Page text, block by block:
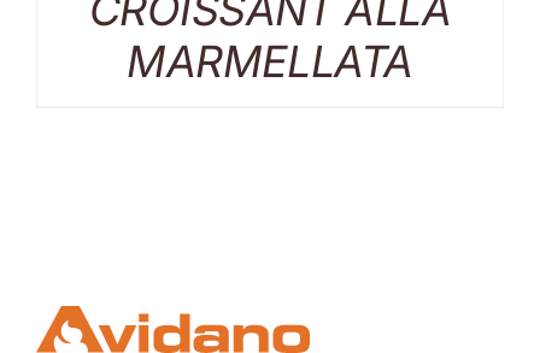
MARMELLATA